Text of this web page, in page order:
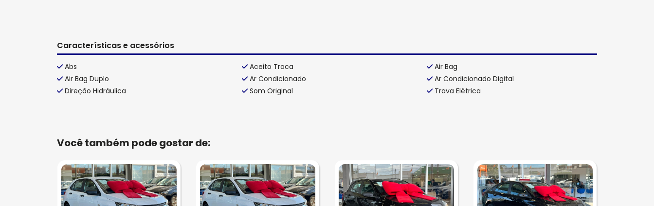
Características e acessórios
Abs Aceito Troca
Air Bag
Air Bag Duplo
Ar Condicionado
Ar Condicionado Digital
Direção Hidráulica
Som Original Trava Elétrica
Você também pode gostar de: